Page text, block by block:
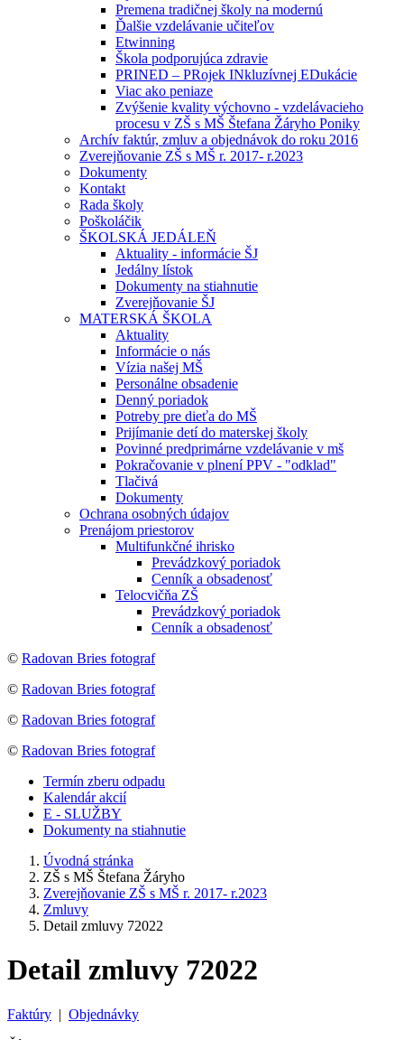
Premena tradičnej školy na modernú
Ďalšie vzdelávanie učiteľov
Etwinning
Škola podporujúca zdravie
PRINED – PRojek INkluzívnej EDukácie
Viac ako peniaze
Zvýšenie kvality výchovno - vzdelávacieho
procesu v ZŠ s MŠ Štefana Žáryho Poniky
Archív faktúr, zmluv a objednávok do roku 2016
Zverejňovanie ZŠ s MŠ r. 2017- r.2023
Dokumenty
Kontakt
Rada školy
Poškoláčik
ŠKOLSKÁ JEDÁLEŇ
Aktuality - informácie ŠJ
Jedálny lístok
Dokumenty na stiahnutie
Zverejňovanie ŠJ
MATERSKÁ ŠKOLA
Aktuality
Informácie o nás
Vízia našej MŠ
Personálne obsadenie
Denný poriadok
Potreby pre dieťa do MŠ
Prijímanie detí do materskej školy
Povinné predprimárne vzdelávanie v mš
Pokračovanie v plnení PPV - "odklad"
Tlačivá
Dokumenty
Ochrana osobných údajov
Prenájom priestorov
Multifunkčné ihrisko
Prevádzkový poriadok
Cenník a obsadenosť
Telocvičňa ZŠ
Prevádzkový poriadok
Cenník a obsadenosť
© Radovan Bries fotograf
© Radovan Bries fotograf
© Radovan Bries fotograf
© Radovan Bries fotograf
Termín zberu odpadu
Kalendár akcií
E - SLUŽBY
Dokumenty na stiahnutie
Úvodná stránka
ZŠ s MŠ Štefana Žáryho
Zverejňovanie ZŠ s MŠ r. 2017- r.2023
Zmluvy
Detail zmluvy 72022
Detail zmluvy 72022
Faktúry | Objednávky